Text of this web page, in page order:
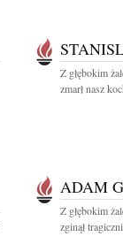
Z głębokim
zmarł nasz
ADAM
Z głębokim
zginął